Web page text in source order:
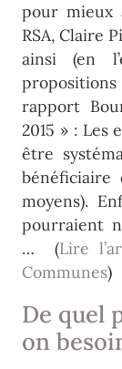
pour mieux
RSA, Claire
ainsi (en
rapport
2015 » : Les
être
bénéficiaire
moyens).
pourraient
… (Lire
Communes)
De quel
on